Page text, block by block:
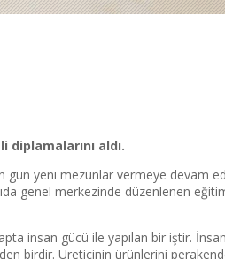
diplamalarını aldı.
gün yeni mezunlar vermeye devam
genel merkezinde düzenlenen
insan gücü ile yapılan bir iştir.
birdir. Üreticinin ürünlerini